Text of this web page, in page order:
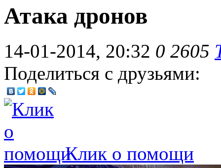
Атака дронов
14-01-2014, 20:32 0 2605
Поделиться с друзьями:
Клик о помощи